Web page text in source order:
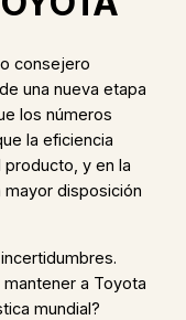
consejero
una nueva etapa
los números
la eficiencia
producto, y en la
mayor disposición
a Toyota
mundial?